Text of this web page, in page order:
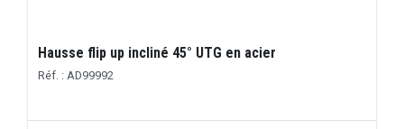
Hausse flip up incliné 45° UTG en acier
Réf. : AD99992